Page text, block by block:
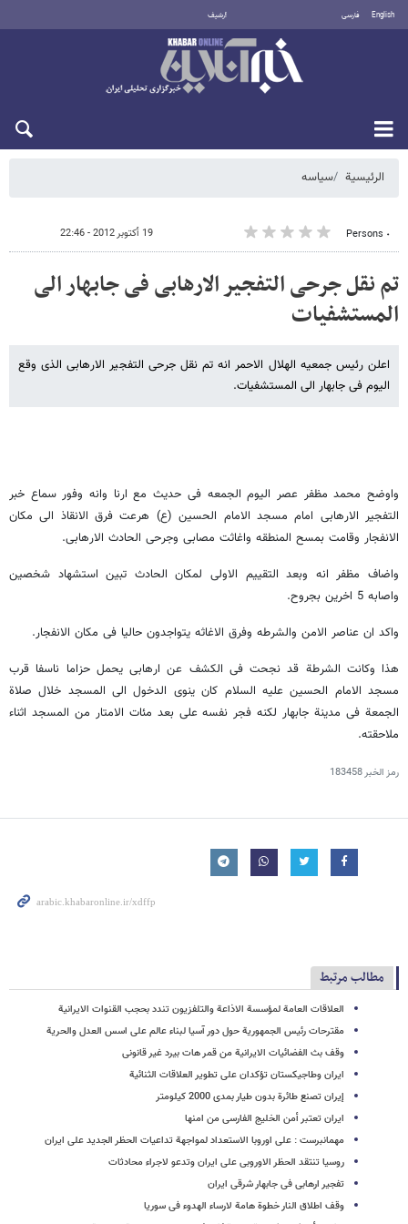
English فارسی أرشيف
الرئيسية سیاسه
٠ Persons 19 أكتوبر 2012 - 22:46
تم نقل جرحی التفجیر الارهابی فی جابهار الی
المستشفیات
اعلن رئیس جمعیه الهلال الاحمر انه تم نقل جرحی التفجیر الارهابی الذی وقع
الیوم فی جابهار الی المستشفیات.
واوضح محمد مظفر عصر الیوم الجمعه فی حدیث مع ارنا وانه وفور سماع خبر
التفجیر الارهابی امام مسجد الامام الحسین (ع) هرعت فرق الانقاذ الی مکان
الانفجار وقامت بمسح المنطقه واغاثت مصابی وجرحی الحادث الارهابی.
واضاف مظفر انه وبعد التقییم الاولی لمکان الحادث تبین استشهاد شخصین
واصابه 5 اخرین بجروح.
واکد ان عناصر الامن والشرطه وفرق الاغاثه یتواجدون حالیا فی مکان الانفجار.
هذا وکانت الشرطة قد نجحت فی الکشف عن ارهابی یحمل حزاما ناسفا قرب
مسجد الامام الحسین علیه السلام کان ینوی الدخول الی المسجد خلال صلاة
الجمعة فی مدینة جابهار لکنه فجر نفسه علی بعد مئات الامتار من المسجد اثناء
ملاحقته.
رمز الخبر183458
مطالب مرتبط
العلاقات العامة لمؤسسة الاذاعة والتلفزیون تندد بحجب القنوات الایرانیة
مقترحات رئیس الجمهوریة حول دور آسیا لبناء عالم علی اسس العدل والحریة
وقف بث الفضائیات الایرانیة من قمر هات بیرد غیر قانونی
ایران وطاجیکستان تؤکدان على تطویر العلاقات الثنائیة
إیران تصنع طائرة بدون طیار بمدى 2000 کیلومتر
ایران تعتبر أمن الخلیج الفارسی من امنها
مهمانبرست : على اوروبا الاستعداد لمواجهة تداعیات الحظر الجدید على ایران
روسیا تنتقد الحظر الاوروبی على ایران وتدعو لاجراء محادثات
تفجیر ارهابی فی جابهار شرقی ایران
وقف اطلاق النار خطوة هامة لارساء الهدوء فی سوریا